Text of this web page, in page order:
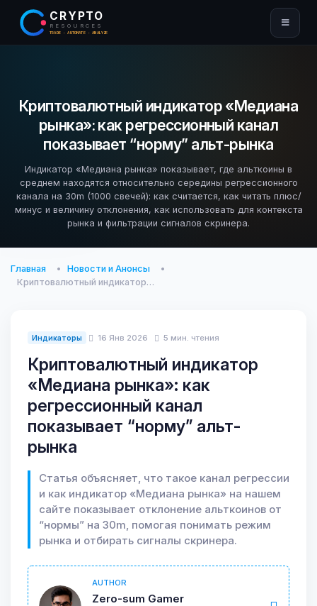
CRYPTO
RESOURCES
TRADE · AUTOMATE · ANALYZE
Криптовалютный индикатор «Медиана
рынка»: как регрессионный канал
показывает “норму” альт-рынка
Индикатор «Медиана рынка» показывает, где альткоины в
среднем находятся относительно середины регрессионного
канала на 30m (1000 свечей): как считается, как читать плюс/
минус и величину отклонения, как использовать для контекста
рынка и фильтрации сигналов скринера.
Главная
Новости и Анонсы
Криптовалютный индикатор…
Индикаторы 16 Янв 2026 5 мин. чтения
Криптовалютный индикатор
«Медиана рынка»: как
регрессионный канал
показывает “норму” альт-
рынка
Статья объясняет, что такое канал регрессии
и как индикатор «Медиана рынка» на нашем
сайте показывает отклонение альткоинов от
“нормы” на 30m, помогая понимать режим
рынка и отбирать сигналы скринера.
AUTHOR
Zero-sum Gamer